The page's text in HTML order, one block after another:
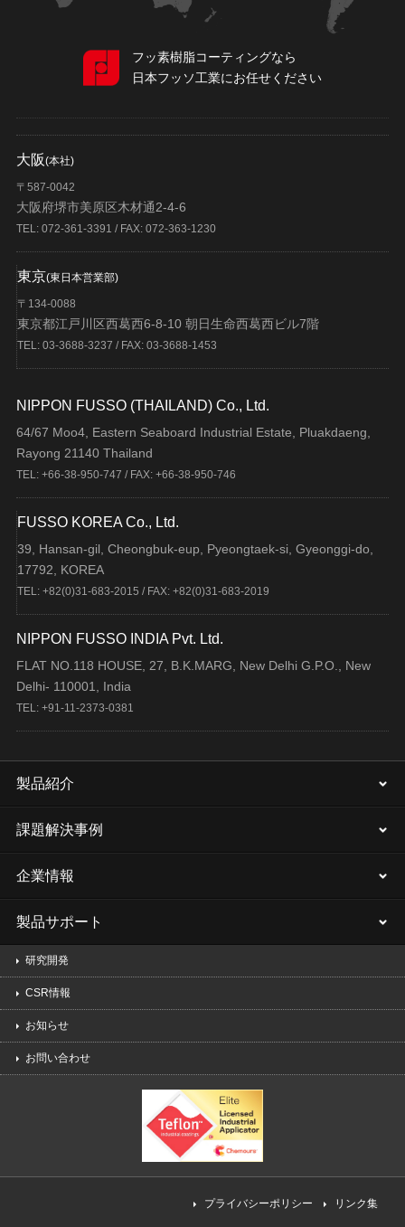
フッ素樹脂コーティングなら
日本フッソ工業にお任せください
大阪(本社)
〒587-0042
大阪府堺市美原区木材通2-4-6
TEL: 072-361-3391 / FAX: 072-363-1230
東京(東日本営業部)
〒134-0088
東京都江戸川区西葛西6-8-10 朝日生命西葛西ビル7階
TEL: 03-3688-3237 / FAX: 03-3688-1453
NIPPON FUSSO (THAILAND) Co., Ltd.
64/67 Moo4, Eastern Seaboard Industrial Estate, Pluakdaeng,
Rayong 21140 Thailand
TEL: +66-38-950-747 / FAX: +66-38-950-746
FUSSO KOREA Co., Ltd.
39, Hansan-gil, Cheongbuk-eup, Pyeongtaek-si, Gyeonggi-do,
17792, KOREA
TEL: +82(0)31-683-2015 / FAX: +82(0)31-683-2019
NIPPON FUSSO INDIA Pvt. Ltd.
FLAT NO.118 HOUSE, 27, B.K.MARG, New Delhi G.P.O., New
Delhi- 110001, India
TEL: +91-11-2373-0381
製品紹介
課題解決事例
企業情報
製品サポート
研究開発
CSR情報
お知らせ
お問い合わせ
プライバシーポリシー リンク集